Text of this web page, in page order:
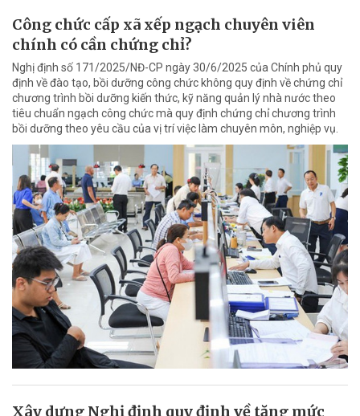
Công chức cấp xã xếp ngạch chuyên viên
chính có cần chứng chỉ?
Nghị định số 171/2025/NĐ-CP ngày 30/6/2025 của Chính phủ quy
định về đào tạo, bồi dưỡng công chức không quy định về chứng chỉ
chương trình bồi dưỡng kiến thức, kỹ năng quản lý nhà nước theo
tiêu chuẩn ngạch công chức mà quy định chứng chỉ chương trình
bồi dưỡng theo yêu cầu của vị trí việc làm chuyên môn, nghiệp vụ.
Xây dựng Nghị định quy định về tăng mức